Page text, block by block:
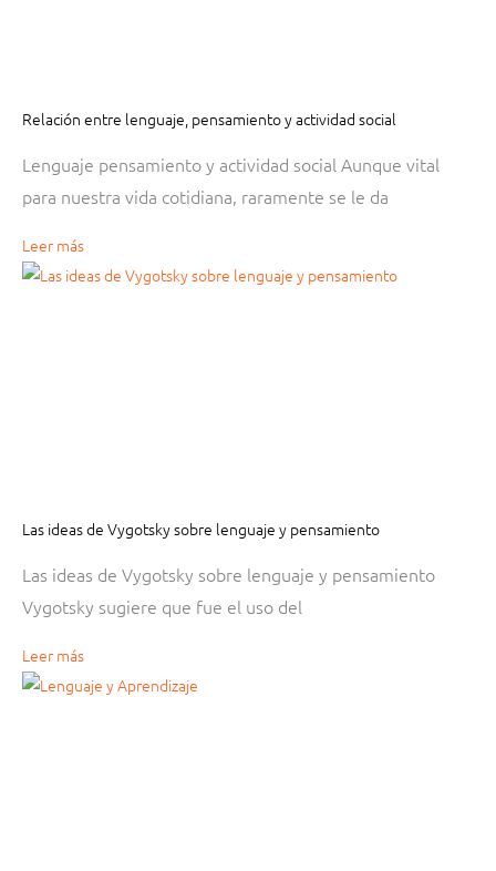
Relación entre lenguaje, pensamiento y actividad social
Lenguaje pensamiento y actividad social Aunque vital
para nuestra vida cotidiana, raramente se le da
Leer más
Las ideas de Vygotsky sobre lenguaje y pensamiento
Las ideas de Vygotsky sobre lenguaje y pensamiento
Vygotsky sugiere que fue el uso del
Leer más